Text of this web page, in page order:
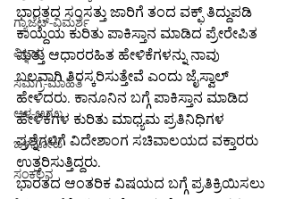
ಗ್ಯಾಜೆಟ್-ವಿಮರ್ಶೆ
ವಿಜ್ಞಾನ
ಸಮಗ್ರ-ಮಾಹಿತಿ
ಆಳ-ಅಗಲ
ಒಳನೋಟ
ಸಂಕಲನ
ಭಾರತದ ಸಂಸತ್ತು ಜಾರಿಗೆ ತಂದ ವಕ್ಫ್ ತಿದ್ದುಪಡಿ
ಕಾಯ್ದೆಯ ಕುರಿತು ಪಾಕಿಸ್ತಾನ ಮಾಡಿದ ಪ್ರೇರೇಪಿತ
ಮತ್ತು ಆಧಾರರಹಿತ ಹೇಳಿಕೆಗಳನ್ನು ನಾವು
ಬಲವಾಗಿ ತಿರಸ್ಕರಿಸುತ್ತೇವೆ ಎಂದು ಜೈಸ್ವಾಲ್
ಹೇಳಿದರು. ಕಾನೂನಿನ ಬಗ್ಗೆ ಪಾಕಿಸ್ತಾನ ಮಾಡಿದ
ಹೇಳಿಕೆಗಳ ಕುರಿತು ಮಾಧ್ಯಮ ಪ್ರತಿನಿಧಿಗಳ
ಪ್ರಶ್ನೆಗಳಿಗೆ ವಿದೇಶಾಂಗ ಸಚಿವಾಲಯದ ವಕ್ತಾರರು
ಉತ್ತರಿಸುತ್ತಿದ್ದರು.
ಭಾರತದ ಆಂತರಿಕ ವಿಷಯದ ಬಗ್ಗೆ ಪ್ರತಿಕ್ರಿಯಿಸಲು